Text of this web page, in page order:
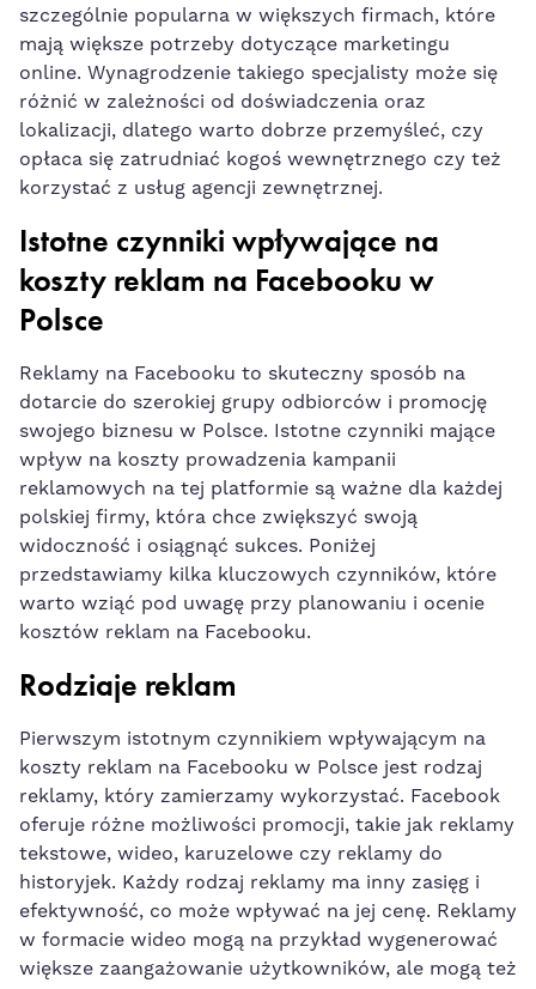
szczególnie popularna w większych firmach, które
mają większe potrzeby dotyczące marketingu
online. Wynagrodzenie takiego specjalisty może się
różnić w zależności od doświadczenia oraz
lokalizacji, dlatego⁣ warto dobrze przemyśleć, czy
opłaca się zatrudniać kogoś wewnętrznego czy też ​
korzystać⁤ z usług agencji zewnętrznej.
Istotne czynniki wpływające na
koszty reklam na Facebooku w
Polsce
Reklamy na Facebooku to skuteczny ⁢sposób na
dotarcie do szerokiej grupy odbiorców i promocję‌
swojego biznesu w Polsce. Istotne czynniki mające
wpływ na koszty prowadzenia kampanii
reklamowych ⁣na tej platformie są ważne‌ dla każdej
polskiej firmy, która chce zwiększyć swoją
widoczność i osiągnąć sukces. Poniżej
przedstawiamy kilka‌ kluczowych czynników, które
warto wziąć pod uwagę przy planowaniu i ocenie
kosztów reklam na Facebooku.
Rodziaje reklam
Pierwszym istotnym czynnikiem wpływającym na
koszty⁤ reklam na Facebooku w Polsce jest rodzaj
reklamy, który zamierzamy wykorzystać. Facebook
oferuje różne możliwości promocji, takie jak reklamy
⁣tekstowe, wideo, ⁤karuzelowe czy reklamy do‍
historyjek.‍ Każdy rodzaj reklamy ma inny zasięg i‌
efektywność, co może wpływać na jej cenę. Reklamy
w formacie wideo mogą na przykład wygenerować
⁤większe zaangażowanie użytkowników, ale mogą też